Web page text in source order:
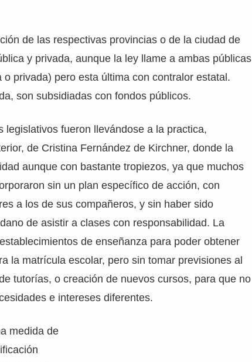
de las respectivas provincias o de la ciudad de
y privada, aunque la ley llame a ambas públicas
privada) pero esta última con contralor estatal.
son subsidiadas con fondos públicos.
legislativos fueron llevándose a la practica,
de Cristina Fernández de Kirchner, donde la
aunque con bastante tropiezos, ya que muchos
sin un plan específico de acción, con
a los de sus compañeros, y sin haber sido
de asistir a clases con responsabilidad. La
de enseñanza para poder obtener
la matrícula escolar, pero sin tomar previsiones al
tutorías, o creación de nuevos cursos, para que no
e intereses diferentes.
medida de